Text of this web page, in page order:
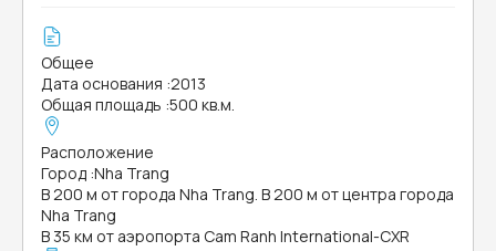
Общее
Дата основания :2013
Общая площадь :500 кв.м.
Расположение
Город :Nha Trang
В 200 м от города Nha Trang. В 200 м от центра города
Nha Trang
В 35 км от аэропорта Cam Ranh International-CXR